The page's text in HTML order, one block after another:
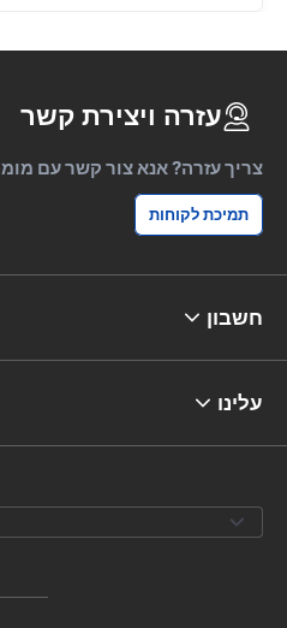
עזרה ויצירת קשר
צריך עזרה? אנא צור קשר עם
תמיכת לקוחות
חשבון
עלינו